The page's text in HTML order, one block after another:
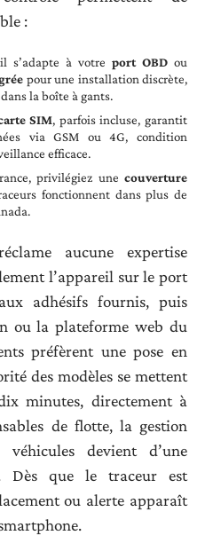
:
s’adapte à votre port OBD ou
pour une installation discrète,
la boîte à gants.
SIM, parfois incluse, garantit
via GSM ou 4G, condition
efficace.
privilégiez une couverture
fonctionnent dans plus de
aucune expertise
l’appareil sur le port
adhésifs fournis, puis
ou la plateforme web du
préfèrent une pose en
des modèles se mettent
minutes, directement à
de flotte, la gestion
devient d’une
Dès que le traceur est
ou alerte apparaît